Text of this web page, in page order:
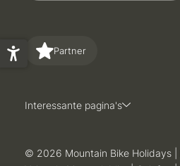
Partner
Interessante pagina's
© 2026 Mountain Bike Holidays